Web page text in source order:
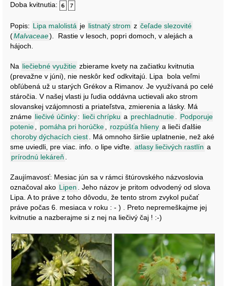
Doba kvitnutia:
Popis: Lipa malolistá je listnatý strom z čeľade slezovité
(Malvaceae). Rastie v lesoch, popri domoch, v alejách a
hájoch.
Na liečiebné využitie zbierame kvety na začiatku kvitnutia
(prevažne v júni), nie neskôr keď odkvitajú. Lipa bola veľmi
obľúbená už u starých Grékov a Rimanov. Je využívaná po celé
stáročia. V našej vlasti ju ľudia oddávna uctievali ako strom
slovanskej vzájomnosti a priateľstva, zmierenia a lásky. Má
známe liečivé účinky: lieči chrípku a prechladnutie
Podporuje
potenie
pomáha pri horúčke rozpúšťa hlieny a lieči ďalšie
choroby dýchacích ciest
. Má omnoho širšie uplatnenie, než aké
sme uviedli, pre viac. info. o lipe viďte.
atlasy liečivých rastlín a
prírodnú lekáreň
Zaujímavosť: Mesiac jún sa v rámci štúrovského názvoslovia
označoval ako Lipen
. Jeho názov je pritom odvodený od slova
Lipa. A to práve z toho dôvodu, že tento strom zvykol pučať
práve počas 6. mesiaca v roku : - ) . Preto nepremeškajme jej
kvitnutie a nazberajme si z nej na liečivý čaj ! :-)